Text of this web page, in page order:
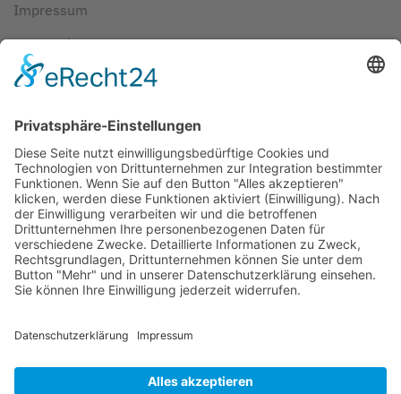
Impressum
Datenschutz
AGBs
Copyright ©2026ScubaholiX | Tauchschule und
Tauchreisen. Alle Rechte vorbehalten.
Umsetzung und Realisierung durchWEBandWIRE
Internet- und EDV-Dienstleistungen
Rechte vorbehalten.
Umsetzung und Realisierung durchWEBandWIRE Internet- und